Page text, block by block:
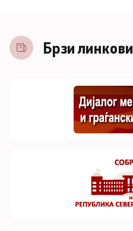
Брзи линкови